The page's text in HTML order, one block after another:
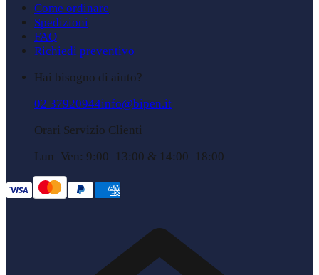
Come ordinare
Spedizioni
FAQ
Richiedi preventivo
Hai bisogno di aiuto?
02 37920944info@bipen.it
Orari Servizio Clienti
Lun–Ven: 9:00–13:00 & 14:00–18:00